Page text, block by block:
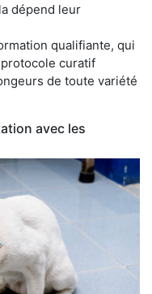
dépend leur
qualifiante, qui
curatif
de toute variété
avec les